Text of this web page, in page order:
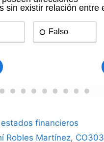
financieros
Robles Martínez, CO303